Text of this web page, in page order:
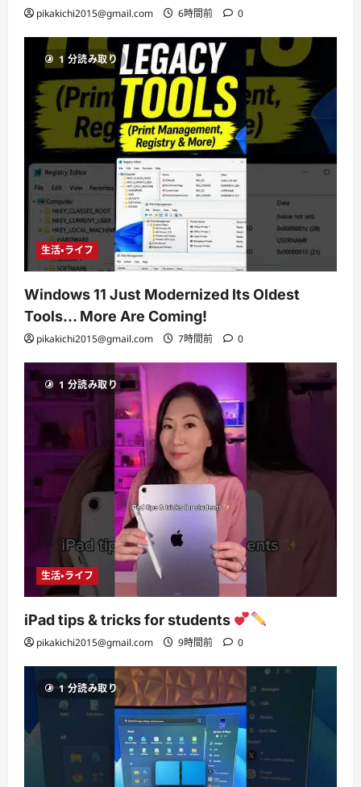
pikakichi2015@gmail.com 6時間前 0
1 分読み取り
生活・ライフ
Windows 11 Just Modernized Its Oldest
Tools… More Are Coming!
pikakichi2015@gmail.com 7時間前 0
1 分読み取り
生活・ライフ
iPad tips & tricks for students
pikakichi2015@gmail.com 9時間前 0
1 分読み取り